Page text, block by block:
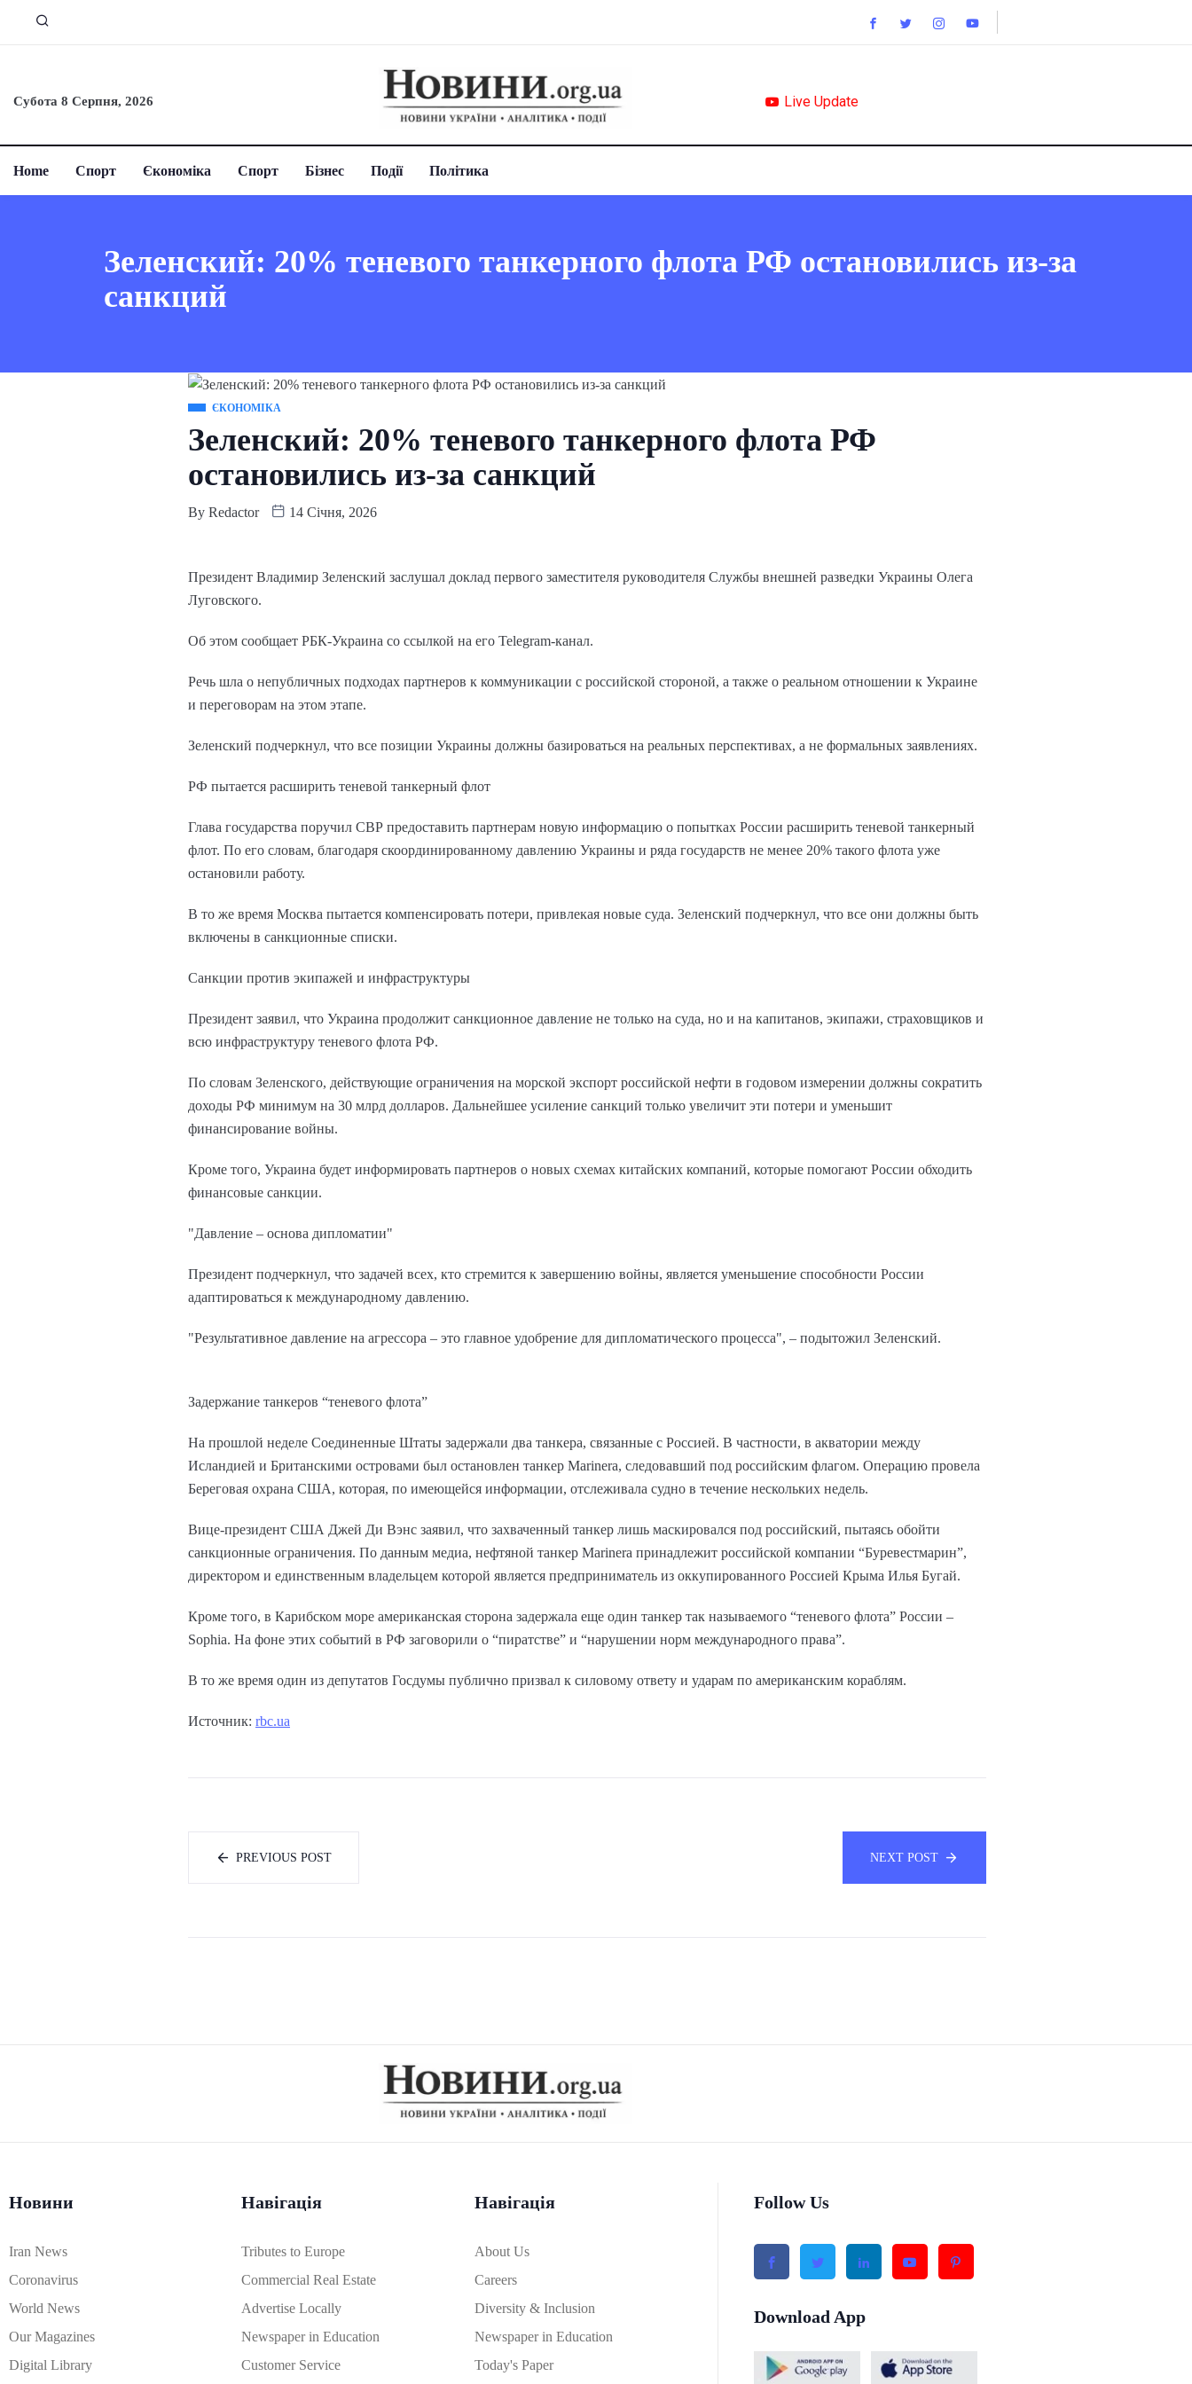
Субота 8 Серпня, 2026 Live Update
Home Спорт Єкономіка Спорт Бізнес Події Політика
Зеленский: 20% теневого танкерного флота РФ остановились из-за
санкций
ЄКОНОМІКА
Зеленский: 20% теневого танкерного флота РФ
остановились из-за санкций
By Redactor 14 Січня, 2026
Президент Владимир Зеленский заслушал доклад первого заместителя руководителя Службы внешней разведки Украины Олега
Луговского.
Об этом сообщает РБК-Украина со ссылкой на его Telegram-канал.
Речь шла о непубличных подходах партнеров к коммуникации с российской стороной, а также о реальном отношении к Украине
и переговорам на этом этапе.
Зеленский подчеркнул, что все позиции Украины должны базироваться на реальных перспективах, а не формальных заявлениях.
РФ пытается расширить теневой танкерный флот
Глава государства поручил СВР предоставить партнерам новую информацию о попытках России расширить теневой танкерный
флот. По его словам, благодаря скоординированному давлению Украины и ряда государств не менее 20% такого флота уже
остановили работу.
В то же время Москва пытается компенсировать потери, привлекая новые суда. Зеленский подчеркнул, что все они должны быть
включены в санкционные списки.
Санкции против экипажей и инфраструктуры
Президент заявил, что Украина продолжит санкционное давление не только на суда, но и на капитанов, экипажи, страховщиков и
всю инфраструктуру теневого флота РФ.
По словам Зеленского, действующие ограничения на морской экспорт российской нефти в годовом измерении должны сократить
доходы РФ минимум на 30 млрд долларов. Дальнейшее усиление санкций только увеличит эти потери и уменьшит
финансирование войны.
Кроме того, Украина будет информировать партнеров о новых схемах китайских компаний, которые помогают России обходить
финансовые санкции.
"Давление – основа дипломатии"
Президент подчеркнул, что задачей всех, кто стремится к завершению войны, является уменьшение способности России
адаптироваться к международному давлению.
"Результативное давление на агрессора – это главное удобрение для дипломатического процесса", – подытожил Зеленский.
Задержание танкеров “теневого флота”
На прошлой неделе Соединенные Штаты задержали два танкера, связанные с Россией. В частности, в акватории между
Исландией и Британскими островами был остановлен танкер Marinera, следовавший под российским флагом. Операцию провела
Береговая охрана США, которая, по имеющейся информации, отслеживала судно в течение нескольких недель.
Вице-президент США Джей Ди Вэнс заявил, что захваченный танкер лишь маскировался под российский, пытаясь обойти
санкционные ограничения. По данным медиа, нефтяной танкер Marinera принадлежит российской компании “Буревестмарин”,
директором и единственным владельцем которой является предприниматель из оккупированного Россией Крыма Илья Бугай.
Кроме того, в Карибском море американская сторона задержала еще один танкер так называемого “теневого флота” России –
Sophia. На фоне этих событий в РФ заговорили о “пиратстве” и “нарушении норм международного права”.
В то же время один из депутатов Госдумы публично призвал к силовому ответу и ударам по американским кораблям.
Источник: rbc.ua
PREVIOUS POST NEXT POST
Новини
Iran News
Coronavirus
World News
Our Magazines
Digital Library
Навігація
Tributes to Europe
Commercial Real Estate
Advertise Locally
Newspaper in Education
Customer Service
Навігація
About Us
Careers
Diversity & Inclusion
Newspaper in Education
Today's Paper
Follow Us
Download App